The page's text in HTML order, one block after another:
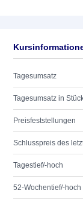
Tagesumsatz
Tagesumsatz in
Preisfeststellungen
Schlusspreis des
Tagestief/-hoch
52-Wochentief/-hoch